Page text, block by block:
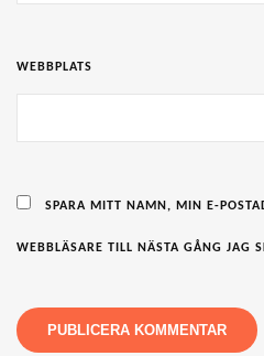
WEBBPLATS
SPARA MITT NAMN, MIN E-
WEBBLÄSARE TILL NÄSTA GÅNG JAG